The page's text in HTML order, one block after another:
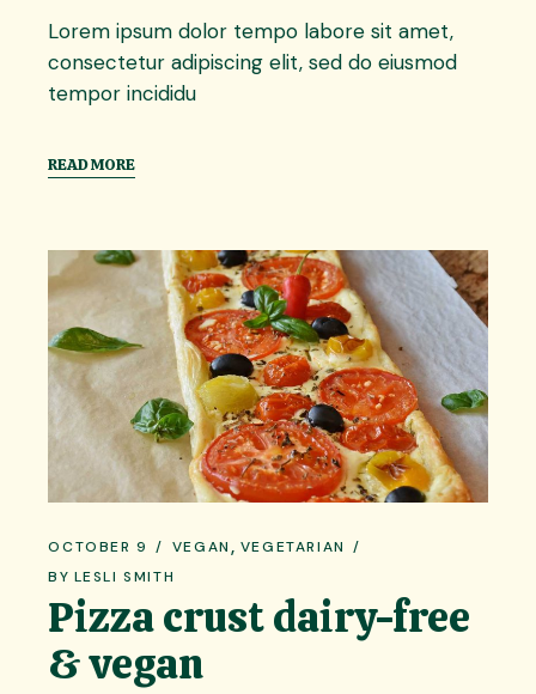
Lorem ipsum dolor tempo labore sit amet,
consectetur adipiscing elit, sed do eiusmod
tempor incididu
READ MORE
OCTOBER 9 VEGAN
VEGETARIAN
BY LESLI SMITH
Pizza crust dairy-free
& vegan